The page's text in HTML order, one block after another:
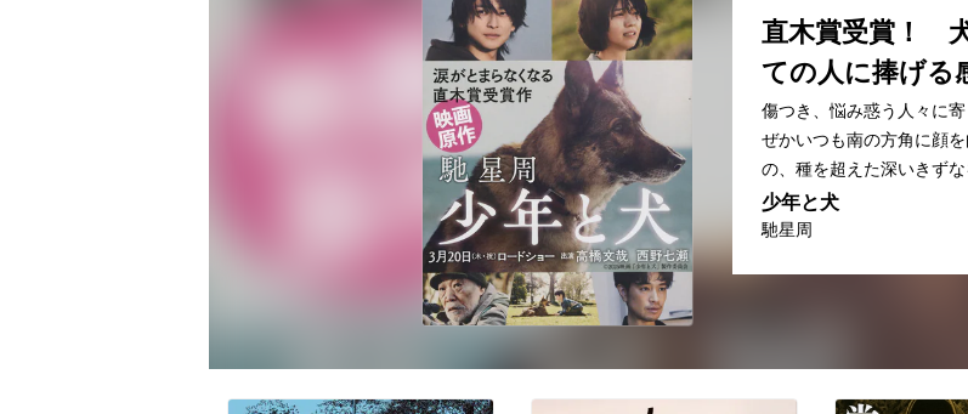
直木賞受賞！
ての人に捧げる
傷つき、悩み惑う人々に
ぜかいつも南の方角に顔
の、種を超えた深いきずな
少年と犬
馳星周